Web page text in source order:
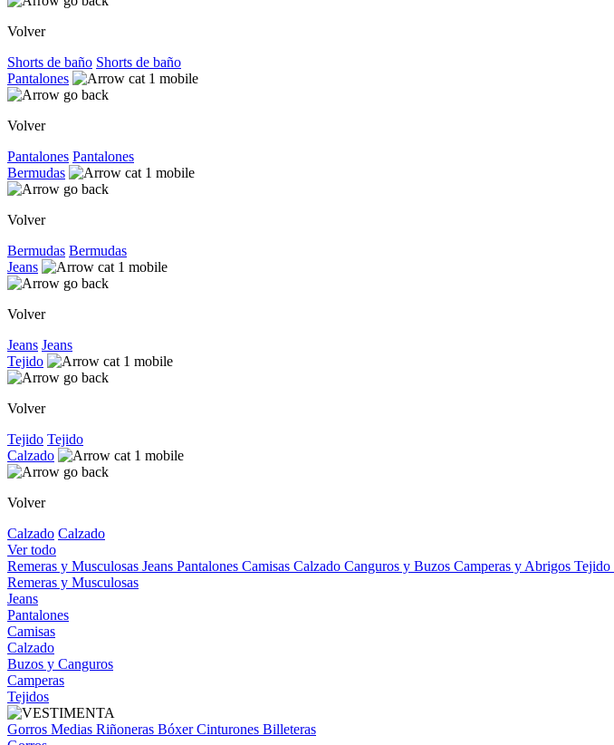
Volver
Shorts de baño Shorts de baño
Pantalones
Volver
Pantalones Pantalones
Bermudas
Volver
Bermudas Bermudas
Jeans
Volver
Jeans Jeans
Tejido
Volver
Tejido Tejido
Calzado
Volver
Calzado Calzado
Ver todo
Remeras y Musculosas Jeans Pantalones Camisas Calzado Canguros y Buzos Camperas y Abrigos Tejido
Remeras y Musculosas
Jeans
Pantalones
Camisas
Calzado
Buzos y Canguros
Camperas
Tejidos
Gorros Medias Riñoneras BóxerCinturones Billeteras